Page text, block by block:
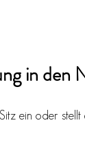
in den
ein oder stellt